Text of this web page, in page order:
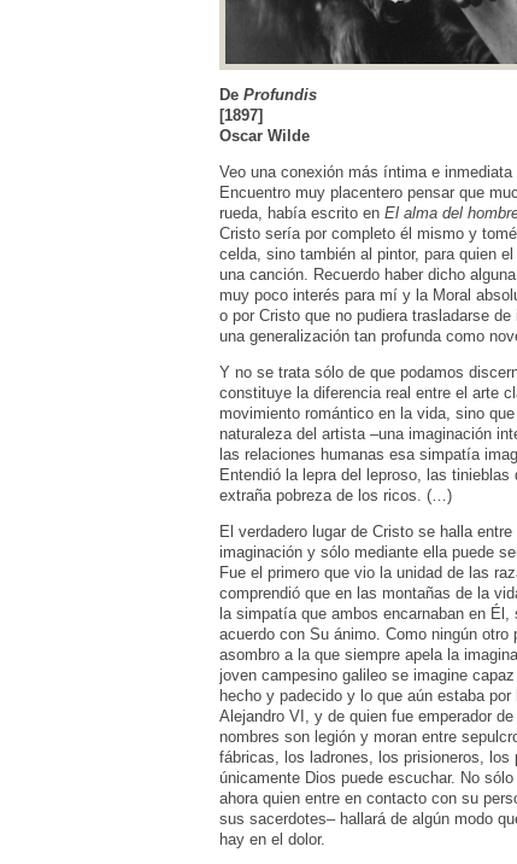
De Profundis
[1897]
Oscar Wilde
Veo una conexión más íntima e
Encuentro muy placentero pensar que
rueda, había escrito en El alma del
Cristo sería por completo él mismo y
celda, sino también al pintor, para quien
una canción. Recuerdo haber dicho
muy poco interés para mí y la Moral
o por Cristo que no pudiera trasladarse
una generalización tan profunda como
Y no se trata sólo de que podamos
constituye la diferencia real entre el arte
movimiento romántico en la vida, sino
naturaleza del artista –una imaginación
las relaciones humanas esa simpatía
Entendió la lepra del leproso, las
extraña pobreza de los ricos. (…)
El verdadero lugar de Cristo se halla
imaginación y sólo mediante ella puede
Fue el primero que vio la unidad de las
comprendió que en las montañas de la
la simpatía que ambos encarnaban en
acuerdo con Su ánimo. Como ningún
asombro a la que siempre apela la
joven campesino galileo se imagine
hecho y padecido y lo que aún estaba
Alejandro VI, y de quien fue emperador
nombres son legión y moran entre
fábricas, los ladrones, los prisioneros,
únicamente Dios puede escuchar. No
ahora quien entre en contacto con su
sus sacerdotes– hallará de algún modo
hay en el dolor.